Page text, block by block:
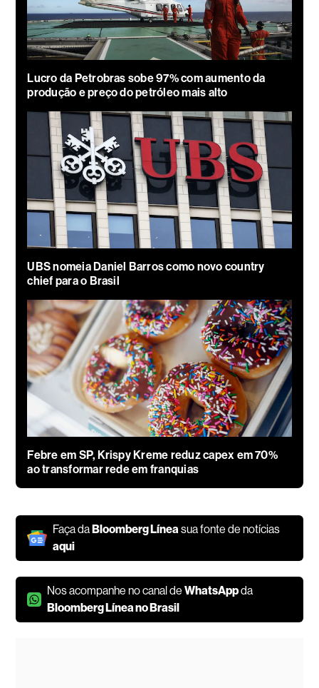
Lucro da Petrobras sobe 97% com aumento da
produção e preço do petróleo mais alto
UBS nomeia Daniel Barros como novo country
chief para o Brasil
Febre em SP, Krispy Kreme reduz capex em 70%
ao transformar rede em franquias
Faça daBloomberg Líneasua fonte de notícias
aqui
Nos acompanhe no canal deWhatsAppda
Bloomberg Línea no Brasil